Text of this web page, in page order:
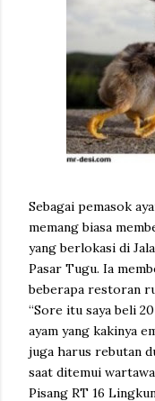
Sebagai pemasok
memang biasa
yang berlokasi di
Pasar Tugu. Ia
beberapa restoran
“Sore itu saya beli
ayam yang kakinya
juga harus rebutan
saat ditemui
Pisang RT 16